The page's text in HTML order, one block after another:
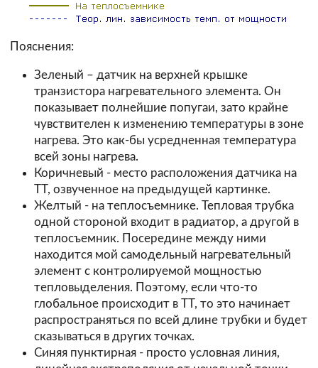
Пояснения:
Зеленый – датчик на верхней крышке
транзистора нагревательного элемента. Он
показывает полнейшие попугаи, зато крайне
чувствителен к изменению температуры в зоне
нагрева. Это как-бы усредненная температура
всей зоны нагрева.
Коричневый - место расположения датчика на
ТТ, озвученное на предыдущей картинке.
Желтый - на теплосъемнике. Тепловая трубка
одной стороной входит в радиатор, а другой в
теплосъемник. Посередине между ними
находится мой самодельный нагревательный
элемент с контролируемой мощностью
тепловыделения. Поэтому, если что-то
глобальное происходит в ТТ, то это начинает
распространяться по всей длине трубки и будет
сказываться в других точках.
Синяя пунктирная - просто условная линия,